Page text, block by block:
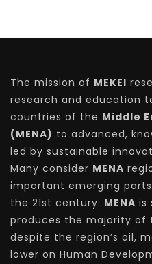
The mission of MEKEI
research and education
countries of the Middle
(MENA) to advanced,
led by sustainable
Many consider MENA
important emerging
the 21st century. MENA is
produces the majority of
despite the region’s oil,
lower on Human